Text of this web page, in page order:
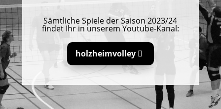
Sämtliche Spiele der Saison 2023/24
findet Ihr in unserem Youtube-Kanal:
holzheimvolley